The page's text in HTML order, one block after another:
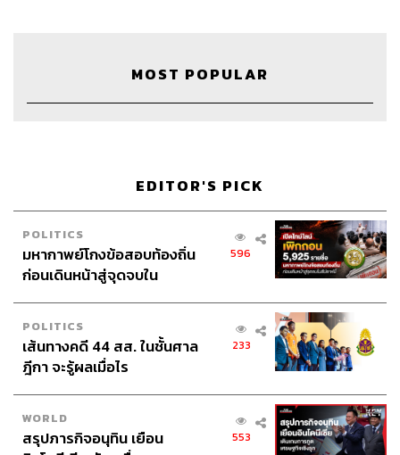
กฤต
“ผู้ชายมีจู๋ ผู้หญิงมีจิ๋ม ก็ลูกมีจู๋นี่จ๊ะ” เธอตอบ
“แต่ในหัวผมเป็นเด็กผู้หญิงนี่ครับ” แฮร์รีท้วง
อะไรกันละนี่! หรือจะเป็นคำถามช่างสงสัยของเด็กวัยนี้ แต่ถ้า
เกิดไม่ใช่ขึ้นมาล่ะ แล้วจะเป็นยังไง จะคิดยังไง จะทำยังไง จะ
บอกใครหรือไม่บอก หรือต้องไปหาใคร
เร็ว เร้ว เร็ว รีบคว้า
รองเท้ามาสวมใส่ จะส้นสูง ส้นเตี้ย ส้นต่ำ ก็ตามใจ แล้วร่วม
เดิมทางไปค้นหาคำตอบกับสองแม่ลูก คำตอบที่ทำให้เราอึ้ง
ทึ่ง ยิ้มร่า สะดุ้งโหยง ถอนหายใจเฮือก จนไปถึงจุดหมายปลาย
ทางที่ครอบครัวนี้เดินจับมือไปด้วยกัน
MOST POPULAR
EDITOR'S PICK
POLITICS
มหากาพย์โกงข้อสอบท้องถิ่น
ก่อนเดินหน้าสู่จุดจบใน
596
POLITICS
เส้นทางคดี 44 สส. ในชั้นศาล
ฎีกา จะรู้ผลเมื่อไร
233
WORLD
สรุปภารกิจอนุทิน เยือน
553